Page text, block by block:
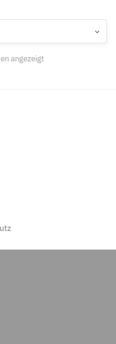
angezeigt